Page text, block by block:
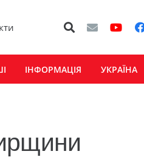
ІНФОРМАЦІЯ УКРАЇНА